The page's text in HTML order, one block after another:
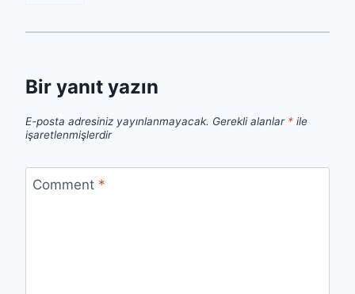
Bir yanıt yazın
E-posta adresiniz yayınlanmayacak. Gerekli alanlar * ile
işaretlenmişlerdir
Comment *